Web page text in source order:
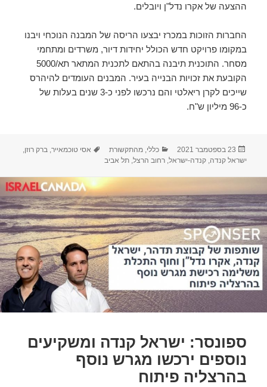
ההצעה של אקרו נדל"ן ויובלים.
החברות הזוכות במכרז יבצעו הריסה של המבנה הנוכחי ויבנו
במקומו פרויקט חדש הכולל יחידות דיור, משרדים ומתחמי
מסחר. התוכנית תיבנה בהתאם לתכנית המתאר תא/5000
הקובעת את זכויות הבנייה בעיר. המבנים העומדים להיהרס
שייכים לקרן ריאלטי והם נרכשו לפני כ-3 שנים בעלות של
כ-96 מיליון ש"ח.
פורסם
בתאריך
23 בספטמבר 2021 קטגוריות
כללי,מהתקשורת תגיות
אסי טוכמאייר,ברק רוזן,
ישראל קנדה,קנדה-ישראל,רחוב הרצל,תל אביב
ספונסר: ישראל קנדה ומשקיעים
נוספים ירכשו מגרש נוסף
בהרצליה פיתוח